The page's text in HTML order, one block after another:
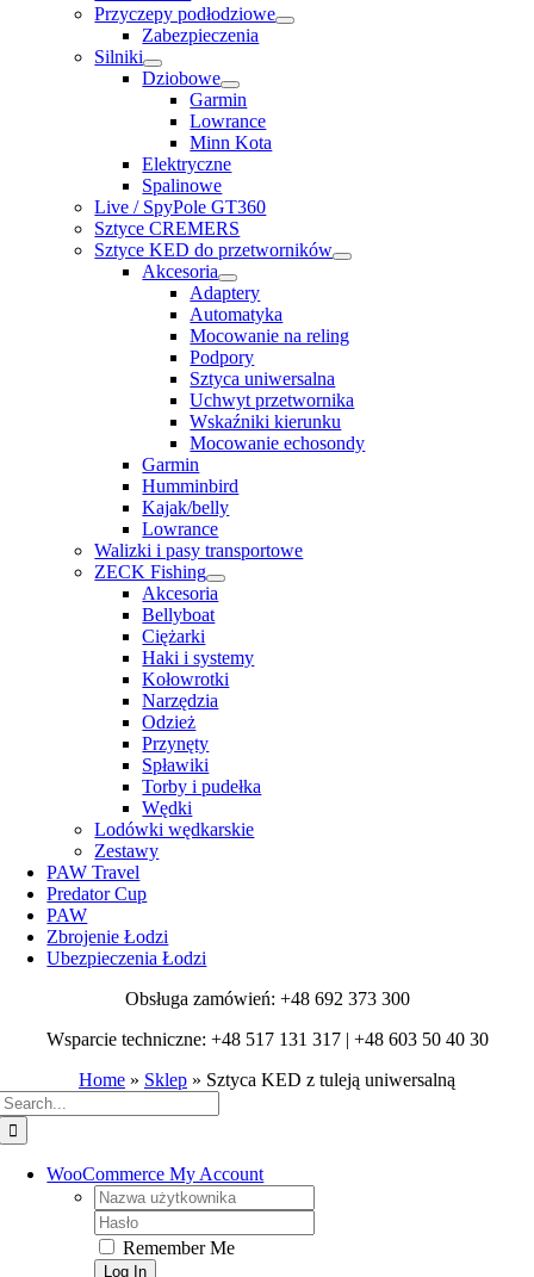
Przyczepy podłodziowe
Zabezpieczenia
Silniki
Dziobowe
Garmin
Lowrance
Minn Kota
Elektryczne
Spalinowe
Live / SpyPole GT360
Sztyce CREMERS
Sztyce KED do przetworników
Akcesoria
Adaptery
Automatyka
Mocowanie na reling
Podpory
Sztyca uniwersalna
Uchwyt przetwornika
Wskaźniki kierunku
Mocowanie echosondy
Garmin
Humminbird
Kajak/belly
Lowrance
Walizki i pasy transportowe
ZECK Fishing
Akcesoria
Bellyboat
Ciężarki
Haki i systemy
Kołowrotki
Narzędzia
Odzież
Przynęty
Spławiki
Torby i pudełka
Wędki
Lodówki wędkarskie
Zestawy
PAW Travel
Predator Cup
PAW
Zbrojenie Łodzi
Ubezpieczenia Łodzi
Obsługa zamówień: +48 692 373 300
Wsparcie techniczne: +48 517 131 317 | +48 603 50 40 30
Home » Sklep » Sztyca KED z tuleją uniwersalną
WooCommerce My Account
Username:
Password:
Remember Me